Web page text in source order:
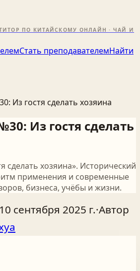
ПО КИТАЙСКОМУ ОНЛАЙН · ЧАЙ И
Стать преподавателемНайти
Из гостя сделать хозяина
Из гостя сделать
сделать хозяина». Исторический
применения и современные
бизнеса, учёбы и жизни.
10 сентября 2025 г.·Автор